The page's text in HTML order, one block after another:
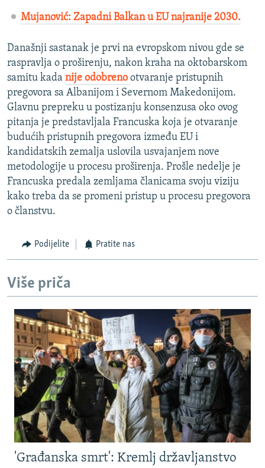
Mujanović: Zapadni Balkan u EU najranije 2030.
Današnji sastanak je prvi na evropskom nivou gde se
raspravlja o proširenju, nakon kraha na oktobarskom
samitu kada nije odobreno otvaranje pristupnih
pregovora sa Albanijom i Severnom Makedonijom.
Glavnu prepreku u postizanju konsenzusa oko ovog
pitanja je predstavljala Francuska koja je otvaranje
budućih pristupnih pregovora između EU i
kandidatskih zemalja uslovila usvajanjem nove
metodologije u procesu proširenja. Prošle nedelje je
Francuska predala zemljama članicama svoju viziju
kako treba da se promeni pristup u procesu pregovora
o članstvu.
Podijelite Pratite nas
Više priča
'Građanska smrt': Kremlj državljanstvo